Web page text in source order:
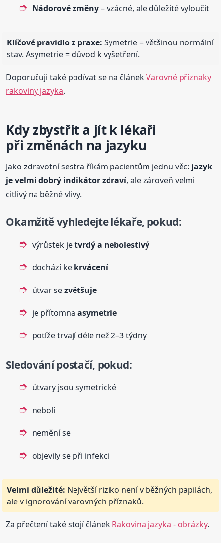
Nádorové změny– vzácné, ale důležité vyloučit
Klíčové pravidlo z praxe: Symetrie = většinou normální
stav. Asymetrie = důvod k vyšetření.
Doporučuji také podívat se na článekVarovné příznaky
rakoviny jazyka.
Kdy zbystřit a jít k lékaři
při změnách na jazyku
Jako zdravotní sestra říkám pacientům jednu věc: jazyk
je velmi dobrý indikátor zdraví, ale zároveň velmi
citlivý na běžné vlivy.
Okamžitě vyhledejte lékaře, pokud:
výrůstek jetvrdý a nebolestivý
dochází ke krvácení
útvar sezvětšuje
je přítomnaasymetrie
potíže trvají déle než 2–3 týdny
Sledování postačí, pokud:
útvary jsou symetrické
nebolí
nemění se
objevily se při infekci
Velmi důležité: Největší riziko není v běžných papilách,
ale v ignorování varovných příznaků.
Za přečtení také stojí článek Rakovina jazyka - obrázky.